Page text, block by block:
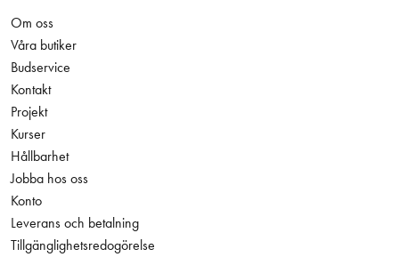
Om oss
Våra butiker
Budservice
Kontakt
Projekt
Kurser
Hållbarhet
Jobba hos oss
Konto
Leverans och betalning
Tillgänglighetsredogörelse